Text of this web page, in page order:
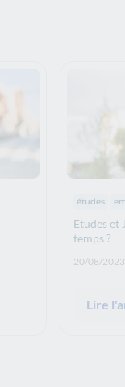
études
Etudes et
temps ?
Date de
20/08/2023
Lire